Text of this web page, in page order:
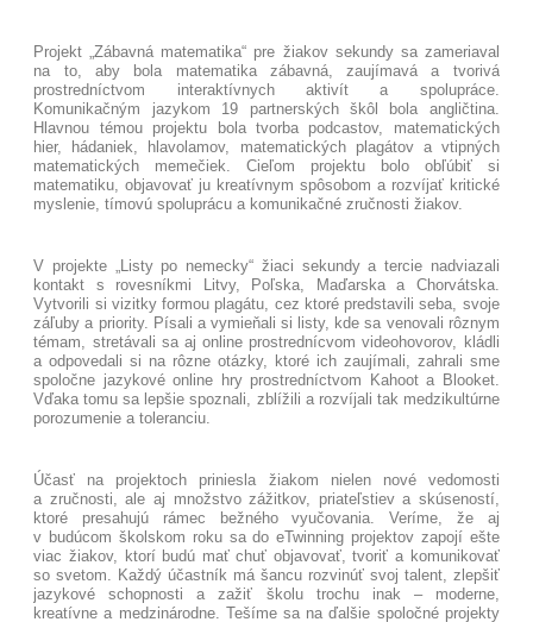
Projekt „Zábavná matematika“ pre žiakov sekundy sa zameriaval
na to, aby bola matematika zábavná, zaujímavá a tvorivá
prostredníctvom interaktívnych aktivít a spolupráce.
Komunikačným jazykom 19 partnerských škôl bola angličtina.
Hlavnou témou projektu bola tvorba podcastov, matematických
hier, hádaniek, hlavolamov, matematických plagátov a vtipných
matematických memečiek. Cieľom projektu bolo obľúbiť si
matematiku, objavovať ju kreatívnym spôsobom a rozvíjať kritické
myslenie, tímovú spoluprácu a komunikačné zručnosti žiakov.
V projekte „Listy po nemecky“ žiaci sekundy a tercie nadviazali
kontakt s rovesníkmi Litvy, Poľska, Maďarska a Chorvátska.
Vytvorili si vizitky formou plagátu, cez ktoré predstavili seba, svoje
záľuby a priority. Písali a vymieňali si listy, kde sa venovali rôznym
témam, stretávali sa aj online prostrednícvom videohovorov, kládli
a odpovedali si na rôzne otázky, ktoré ich zaujímali, zahrali sme
spoločne jazykové online hry prostredníctvom Kahoot a Blooket.
Vďaka tomu sa lepšie spoznali, zblížili a rozvíjali tak medzikultúrne
porozumenie a toleranciu.
Účasť na projektoch priniesla žiakom nielen nové vedomosti
a zručnosti, ale aj množstvo zážitkov, priateľstiev a skúseností,
ktoré presahujú rámec bežného vyučovania. Veríme, že aj
v budúcom školskom roku sa do eTwinning projektov zapojí ešte
viac žiakov, ktorí budú mať chuť objavovať, tvoriť a komunikovať
so svetom. Každý účastník má šancu rozvinúť svoj talent, zlepšiť
jazykové schopnosti a zažiť školu trochu inak – moderne,
kreatívne a medzinárodne. Tešíme sa na ďalšie spoločné projekty